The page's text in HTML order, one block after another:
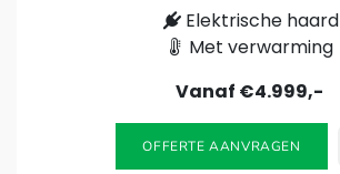
Elektrische haard
Met verwarming
Vanaf €4.999,-
OFFERTE AANVRAGEN